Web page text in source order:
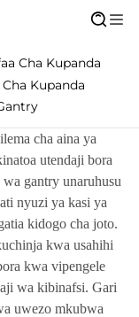
Cha Kupanda
Kupanda
cha aina ya
utendaji bora
gantry unaruhusu
nyuzi ya kasi ya
kidogo cha joto.
kwa usahihi
kwa vipengele
wa kibinafsi. Gari
uwezo mkubwa